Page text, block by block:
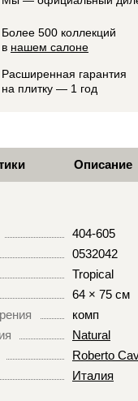
Более 500 коллекций
в нашем салоне
Расширенная гарантия
на плитку — 1 год
Описание
404-605
0532042
Tropical
64 × 75 см
комп
Natural
Roberto
Италия